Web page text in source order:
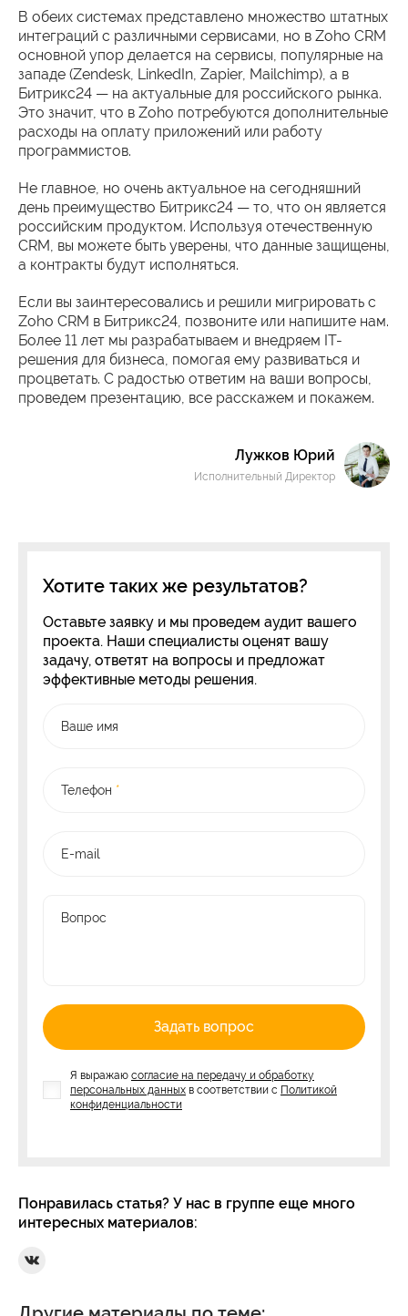
В обеих системах представлено множество штатных
интеграций с различными сервисами, но в Zoho CRM
основной упор делается на сервисы, популярные на
западе (Zendesk, LinkedIn, Zapier, Mailchimp), а в
Битрикс24 — на актуальные для российского рынка.
Это значит, что в Zoho потребуются дополнительные
расходы на оплату приложений или работу
программистов.
Не главное, но очень актуальное на сегодняшний
день преимущество Битрикс24 — то, что он является
российским продуктом. Используя отечественную
CRM, вы можете быть уверены, что данные защищены,
а контракты будут исполняться.
Если вы заинтересовались и решили мигрировать с
Zoho CRM в Битрикс24, позвоните или напишите нам.
Более 11 лет мы разрабатываем и внедряем IT-
решения для бизнеса, помогая ему развиваться и
процветать. С радостью ответим на ваши вопросы,
проведем презентацию, все расскажем и покажем.
Лужков Юрий
Исполнительный Директор
Хотите таких же результатов?
Оставьте заявку и мы проведем аудит вашего
проекта. Наши специалисты оценят вашу
задачу, ответят на вопросы и предложат
эффективные методы решения.
Ваше имя
Телефон *
E-mail
Вопрос
Задать вопрос
Я выражаю согласие на передачу и обработку
персональных данных в соответствии с Политикой
конфиденциальности
Понравилась статья? У нас в группе еще много
интересных материалов:
Ссылка на Вконтакте